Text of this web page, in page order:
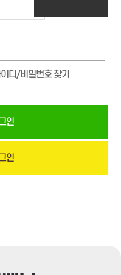
디/비밀번호 찾기
인
인